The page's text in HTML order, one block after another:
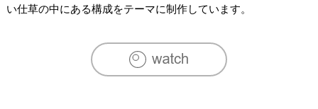
い仕草の中にある構成をテーマに制作しています。